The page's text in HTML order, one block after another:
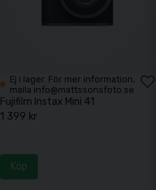
Ej i lager. För mer information,
maila info@mattssonsfoto.se
Fujifilm Instax Mini 41
1 399 kr
Köp